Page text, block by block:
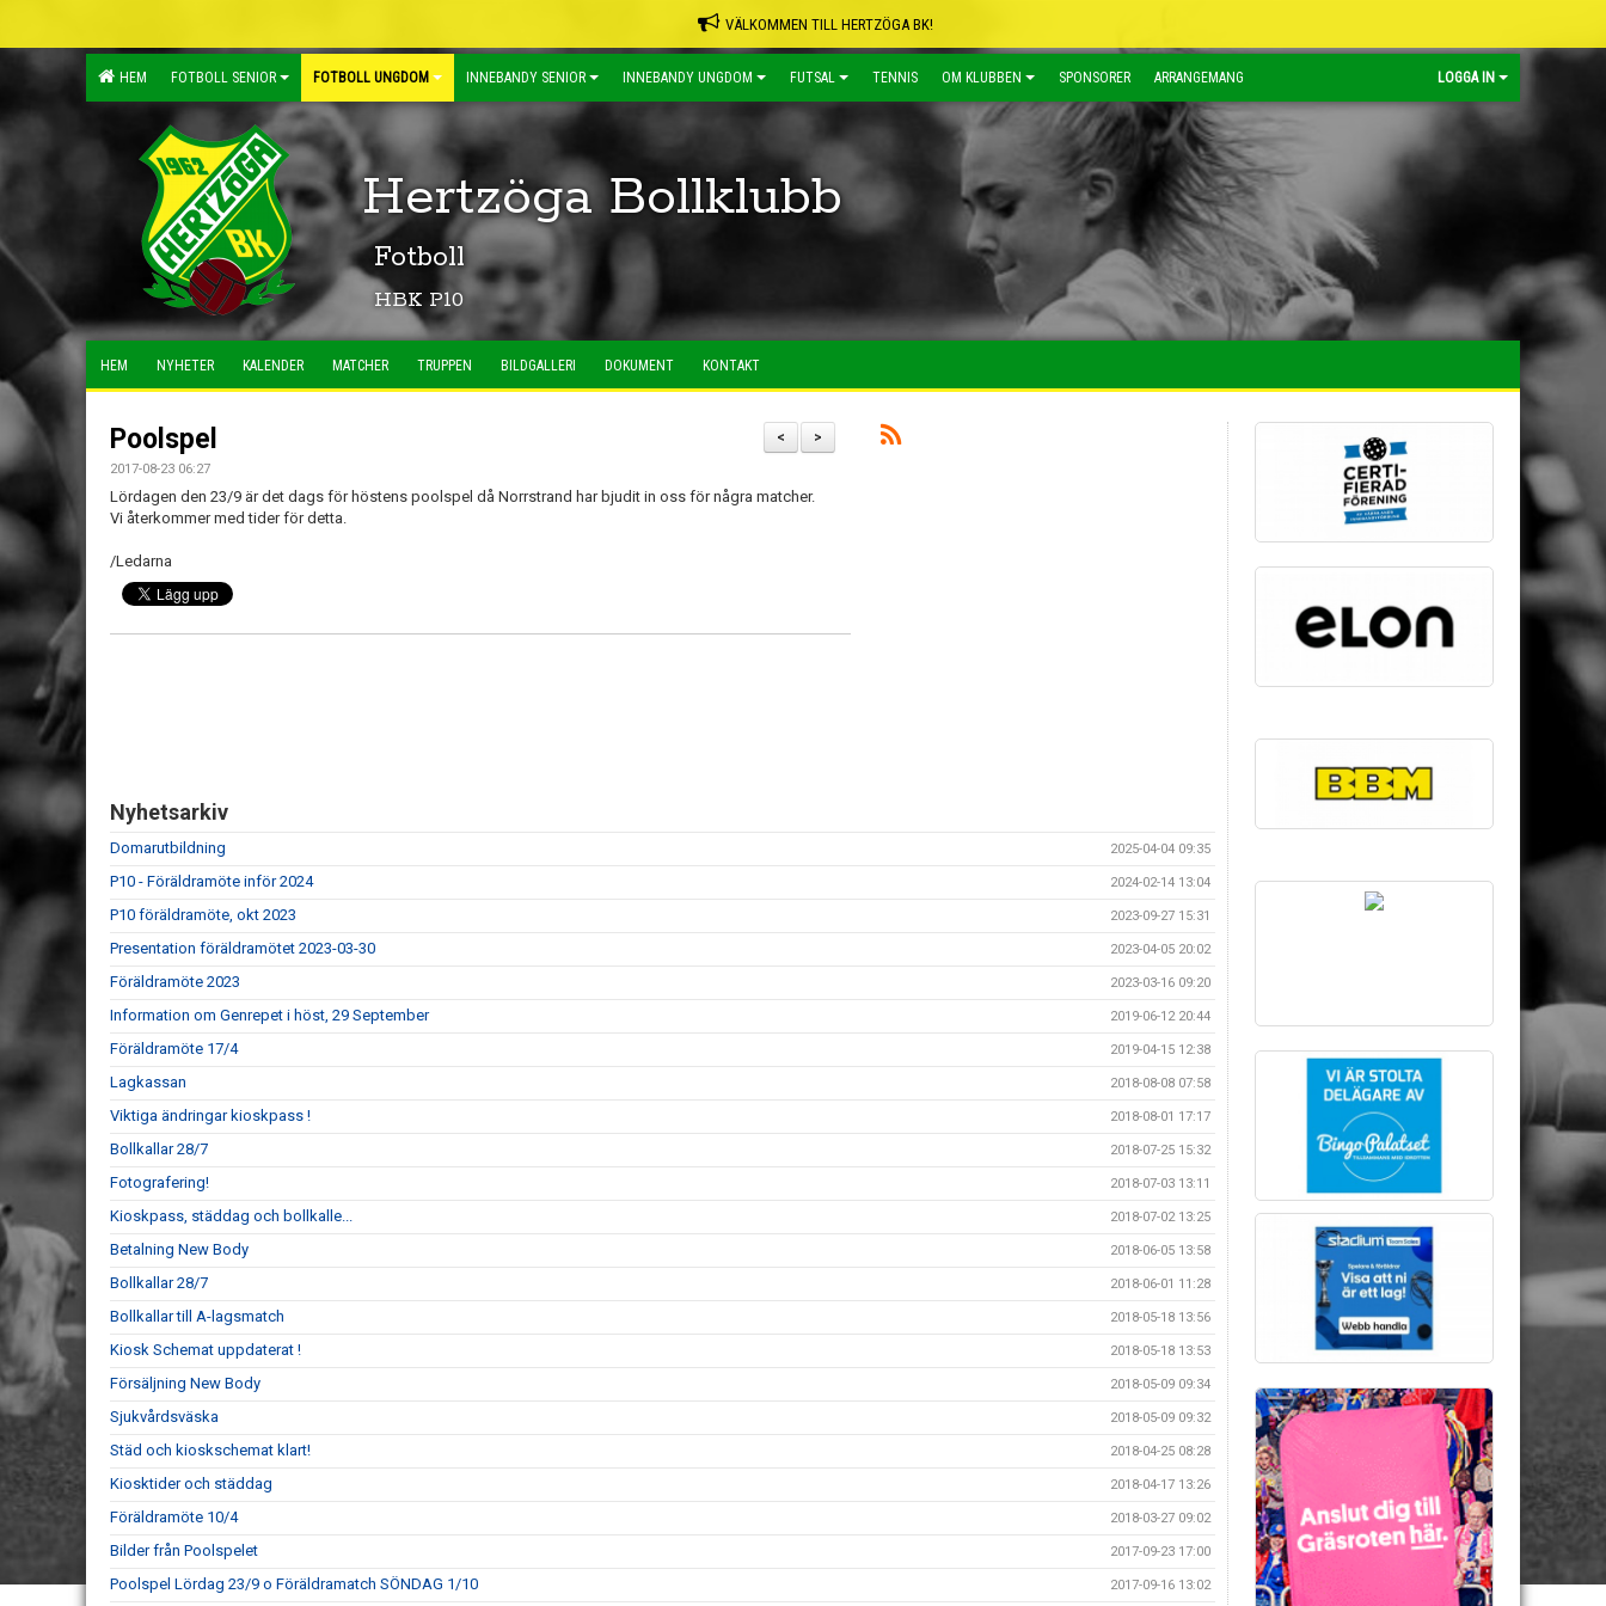
VÄLKOMMEN TILL HERTZÖGA BK!
HEM FOTBOLL SENIOR FOTBOLL UNGDOM INNEBANDY SENIOR INNEBANDY UNGDOM FUTSAL TENNIS OM KLUBBEN SPONSORER ARRANGEMANG LOGGA IN
Hertzöga Bollklubb
Fotboll
HBK P10
HEM NYHETER KALENDER MATCHER TRUPPEN BILDGALLERI DOKUMENT KONTAKT
>
<
Poolspel
2017-08-23 06:27
Lördagen den 23/9 är det dags för höstens poolspel då Norrstrand har bjudit in oss för några matcher.
Vi återkommer med tider för detta.
/Ledarna
Nyhetsarkiv
Domarutbildning 2025-04-04 09:35
P10 - Föräldramöte inför 2024 2024-02-14 13:04
P10 föräldramöte, okt 2023 2023-09-27 15:31
Presentation föräldramötet 2023-03-30 2023-04-05 20:02
Föräldramöte 2023 2023-03-16 09:20
Information om Genrepet i höst, 29 September 2019-06-12 20:44
Föräldramöte 17/4 2019-04-15 12:38
Lagkassan 2018-08-08 07:58
Viktiga ändringar kioskpass ! 2018-08-01 17:17
Bollkallar 28/7 2018-07-25 15:32
Fotografering! 2018-07-03 13:11
Kioskpass, städdag och bollkalle... 2018-07-02 13:25
Betalning New Body 2018-06-05 13:58
Bollkallar 28/7 2018-06-01 11:28
Bollkallar till A-lagsmatch 2018-05-18 13:56
Kiosk Schemat uppdaterat ! 2018-05-18 13:53
Försäljning New Body 2018-05-09 09:34
Sjukvårdsväska 2018-05-09 09:32
Städ och kioskschemat klart! 2018-04-25 08:28
Kiosktider och städdag 2018-04-17 13:26
Föräldramöte 10/4 2018-03-27 09:02
Bilder från Poolspelet 2017-09-23 17:00
Poolspel Lördag 23/9 o Föräldramatch SÖNDAG 1/10 2017-09-16 13:02